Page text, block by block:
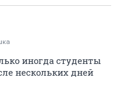
иногда студенты
нескольких дней